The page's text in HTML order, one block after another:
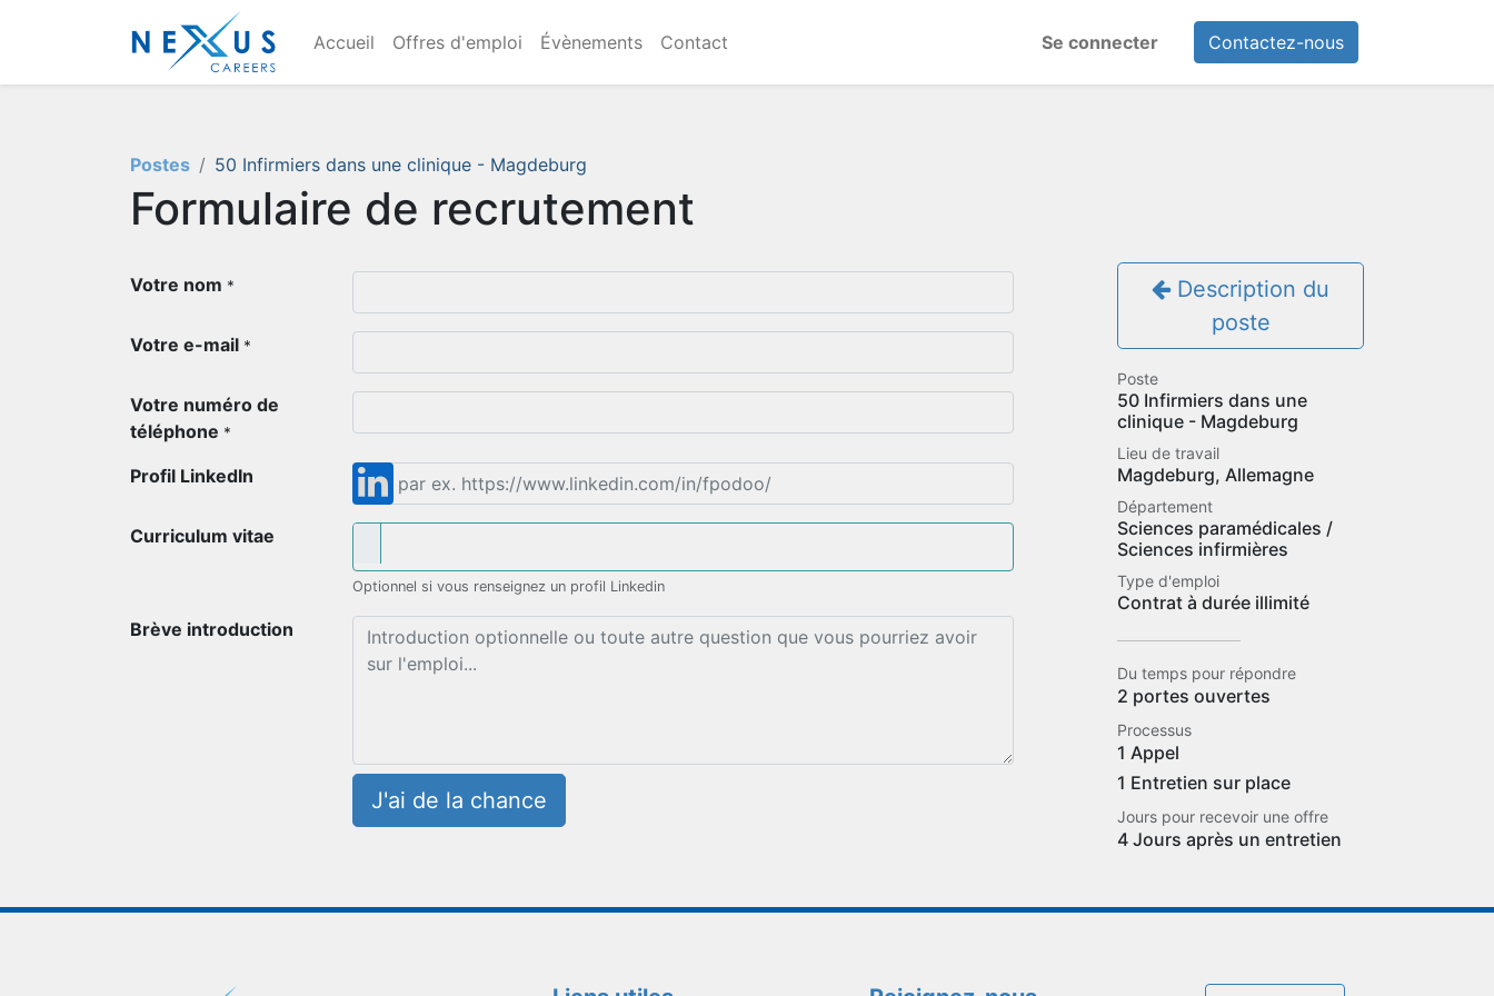
Accueil Offres d'emploi Évènements Contact Se connecter Contactez-nous
Postes 50 Infirmiers dans une clinique - Magdeburg
Formulaire de recrutement
Votre nom *
Votre e-mail *
Votre numéro de
téléphone *
Profil LinkedIn
Curriculum vitae
Optionnel si vous renseignez un profil Linkedin
Brève introduction
J'ai de la chance
Description du
poste
Poste
50 Infirmiers dans une
clinique - Magdeburg
Lieu de travail
Magdeburg, Allemagne
Département
Sciences paramédicales /
Sciences infirmières
Type d'emploi
Contrat à durée illimité
Du temps pour répondre
2 portes ouvertes
Processus
1 Appel
1 Entretien sur place
Jours pour recevoir une offre
4 Jours après un entretien